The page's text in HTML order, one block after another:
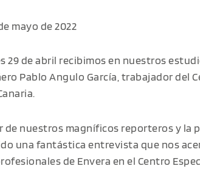
mayo de 2022
29 de abril recibimos en nuestros
Pablo Angulo García, trabajador del
de nuestros magníficos reporteros y la
una fantástica entrevista que nos
de Envera en el Centro